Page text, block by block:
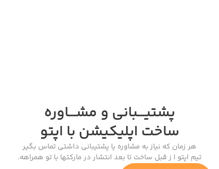
پشتیـــبانی و مشـــاوره
ساخت اپلیکیشن با اپتو
هر زمان که نیاز به مشاوره یا پشتیبانی داشتی تماس بگیر
تیم اپتو ا ز قبل ساخت تا بعد انتشار در مارکتها با تو همراهه.